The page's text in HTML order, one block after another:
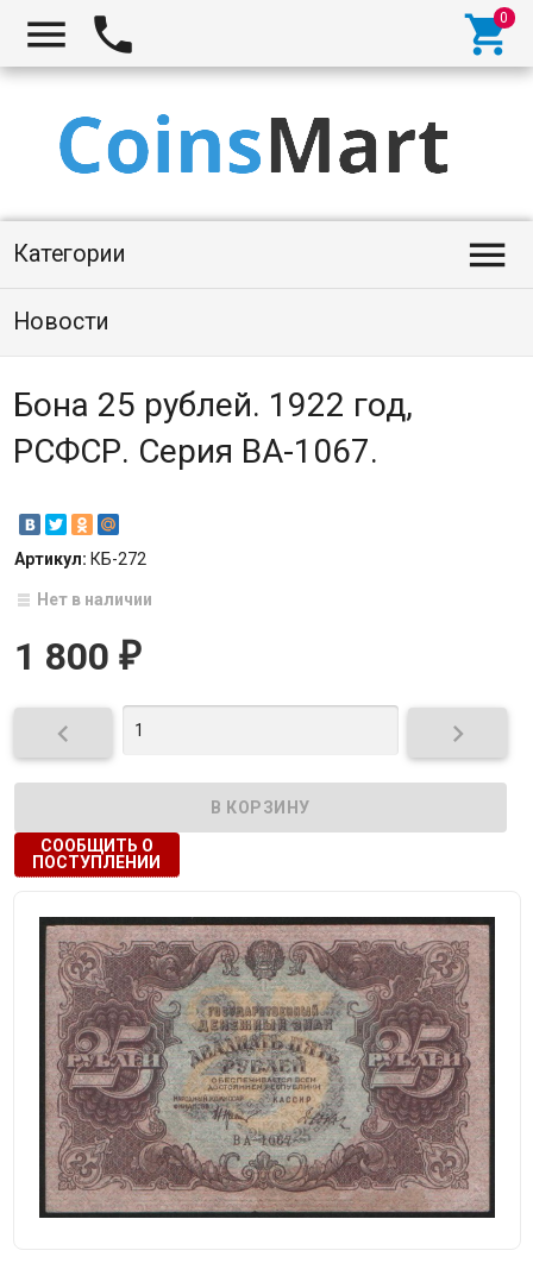
  
Категории 
Новости
Бона 25 рублей. 1922 год,
РСФСР. Серия ВА-1067.
Артикул: КБ-272
Нет в наличии
1 800 ₽
 
СООБЩИТЬ О
ПОСТУПЛЕНИИ